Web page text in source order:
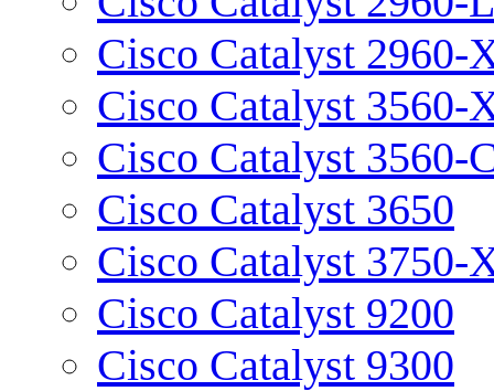
Cisco Catalyst 2960-
Cisco Catalyst 3560-
Cisco Catalyst 3560-
Cisco Catalyst 3650
Cisco Catalyst 3750-
Cisco Catalyst 9200
Cisco Catalyst 9300